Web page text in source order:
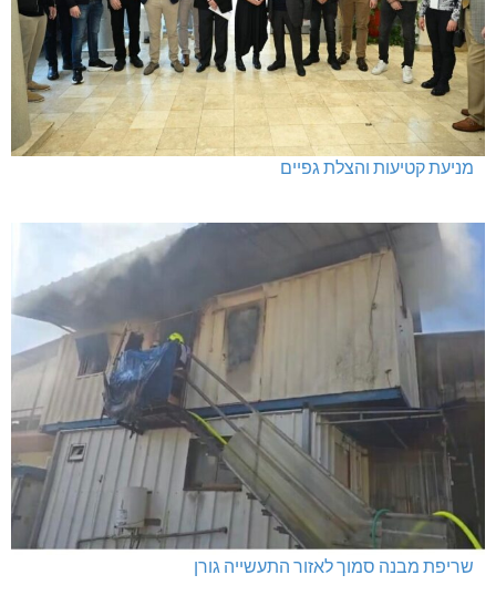
מניעת קטיעות והצלת גפיים
שריפת מבנה סמוך לאזור התעשייה גורן